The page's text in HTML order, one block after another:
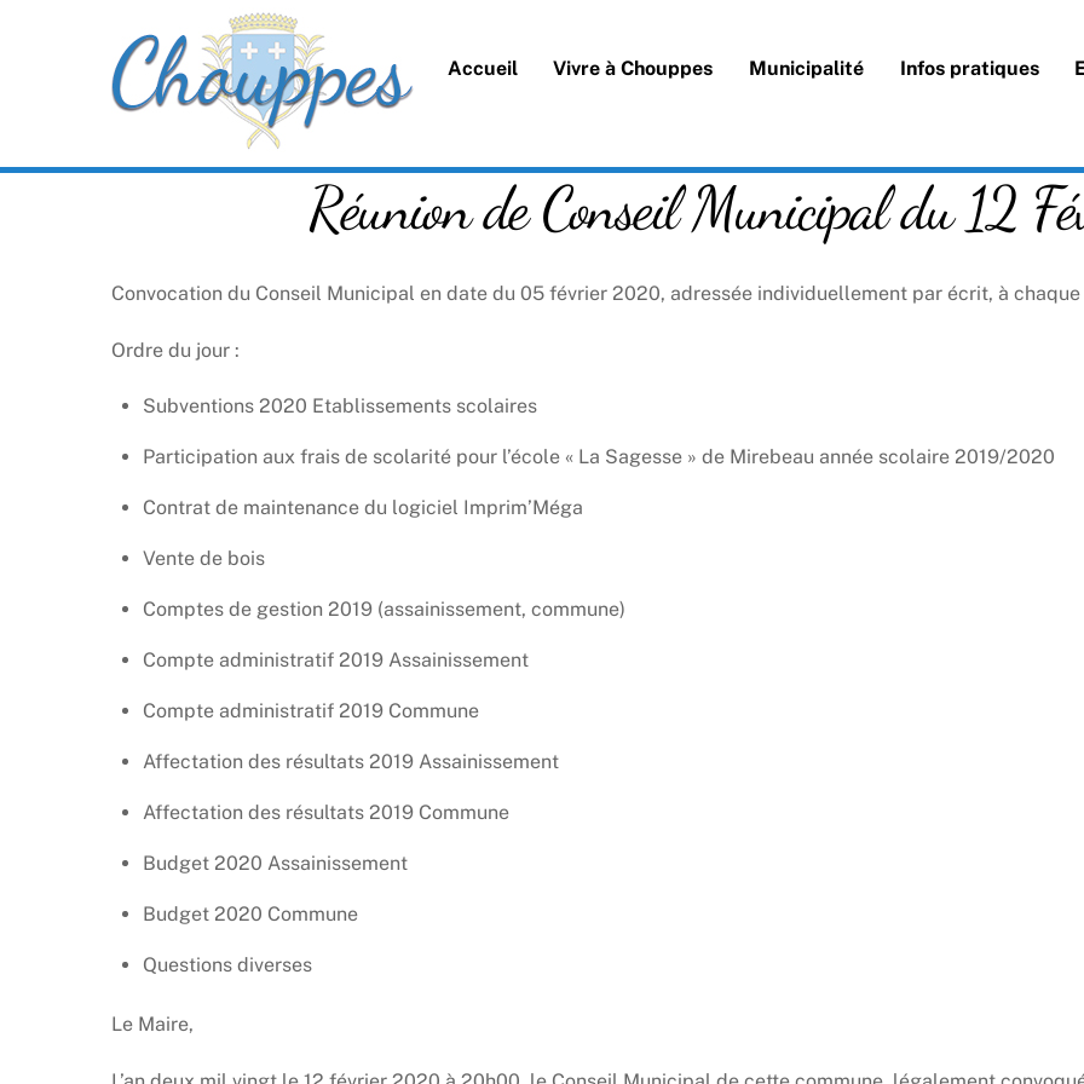
Accueil Vivre à Chouppes Municipalité Infos pratiques
Réunion de Conseil Municipal du 12
Convocation du Conseil Municipal en date du 05 février 2020, adressée individuellement par écrit, à
Ordre du jour :
Subventions 2020 Etablissements scolaires
Participation aux frais de scolarité pour l’école « La Sagesse » de Mirebeau année scolaire 2019/2020
Contrat de maintenance du logiciel Imprim’Méga
Vente de bois
Comptes de gestion 2019 (assainissement, commune)
Compte administratif 2019 Assainissement
Compte administratif 2019 Commune
Affectation des résultats 2019 Assainissement
Affectation des résultats 2019 Commune
Budget 2020 Assainissement
Budget 2020 Commune
Questions diverses
Le Maire,